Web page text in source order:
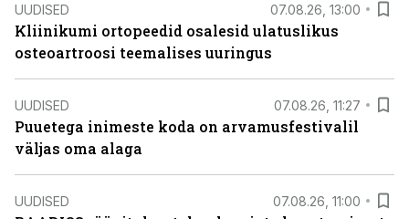
UUDISED 07.08.26, 13:00
Kliinikumi ortopeedid osalesid ulatuslikus
osteoartroosi teemalises uuringus
UUDISED 07.08.26, 11:27
Puuetega inimeste koda on arvamusfestivalil
väljas oma alaga
UUDISED 07.08.26, 11:00